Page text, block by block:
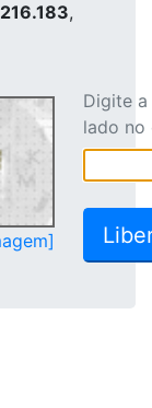
,
Digite
lado no